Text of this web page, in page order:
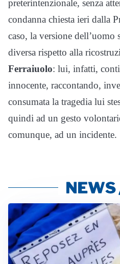
preterintenzionale, senza
condanna chiesta ieri dalla
caso, la versione dell’uomo
diversa rispetto alla
Ferraiuolo: lui, infatti,
innocente, raccontando,
consumata la tragedia lui
quindi ad un gesto
comunque, ad un incidente.